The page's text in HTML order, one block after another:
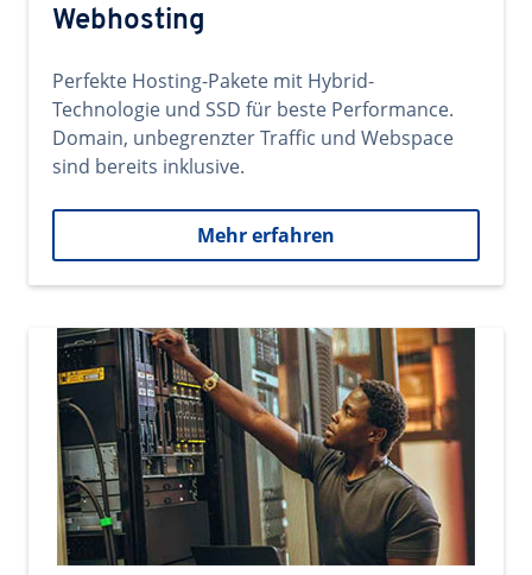
Webhosting
Perfekte Hosting-Pakete mit Hybrid-
Technologie und SSD für beste Performance.
Domain, unbegrenzter Traffic und Webspace
sind bereits inklusive.
Mehr erfahren